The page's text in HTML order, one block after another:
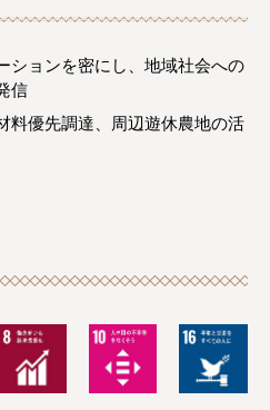
ションを密にし、地域社会への
信
料優先調達、周辺遊休農地の活